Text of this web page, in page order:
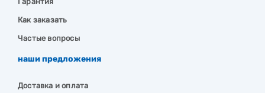
Как заказать
Частые вопросы
наши предложения
Доставка и оплата